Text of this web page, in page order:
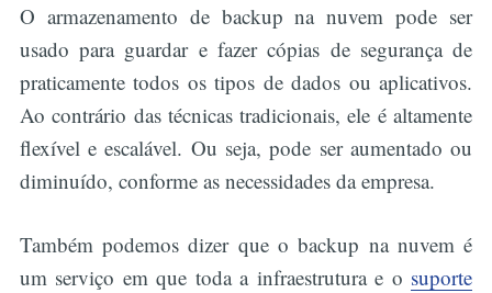
O armazenamento de backup na nuvem pode ser
usado para guardar e fazer cópias de segurança de
praticamente todos os tipos de dados ou aplicativos.
Ao contrário das técnicas tradicionais, ele é altamente
flexível e escalável. Ou seja, pode ser aumentado ou
diminuído, conforme as necessidades da empresa.
Também podemos dizer que o backup na nuvem é
um serviço em que toda a infraestrutura e o suporte